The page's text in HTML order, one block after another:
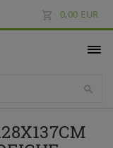
0,00 EUR